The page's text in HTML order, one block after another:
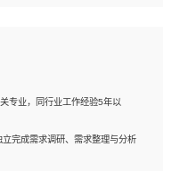
业，5年以上开发工作经验；
分布式、多线程及高并发系统开
础中间件、基础架构方案和云
了解其背后实现机制；
专业，同行业工作经验5年以
完成需求调研、需求整理与分析